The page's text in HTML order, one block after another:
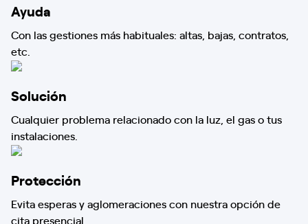
Ayuda
Con las gestiones más habituales: altas, bajas, contratos,
etc.
Solución
Cualquier problema relacionado con la luz, el gas o tus
instalaciones.
Protección
Evita esperas y aglomeraciones con nuestra opción de
cita presencial.